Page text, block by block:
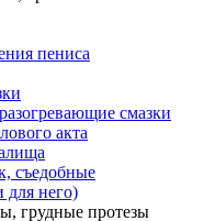
пениса
смазки
акта
съедобные
него)
грудные протезы